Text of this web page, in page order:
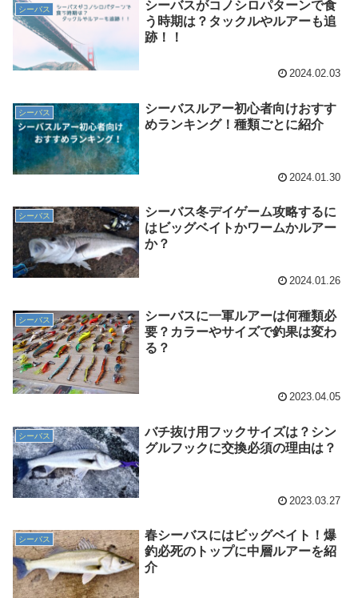
シーバス
シーバスがコノシロパターンで食
う時期は？タックルやルアーも追
跡！！
2024.02.03
シーバス
シーバスルアー初心者向けおすす
めランキング！種類ごとに紹介
2024.01.30
シーバス
シーバス冬デイゲーム攻略するに
はビッグベイトかワームかルアー
か？
2024.01.26
シーバス
シーバスに一軍ルアーは何種類必
要？カラーやサイズで釣果は変わ
る？
2023.04.05
シーバス
バチ抜け用フックサイズは？シン
グルフックに交換必須の理由は？
2023.03.27
シーバス
春シーバスにはビッグベイト！爆
釣必死のトップに中層ルアーを紹
介